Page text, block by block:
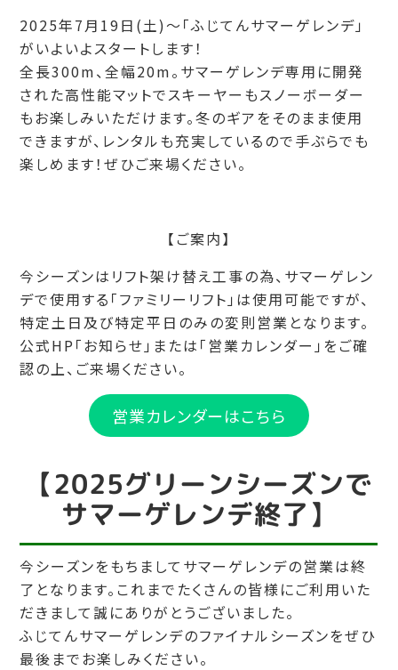
2025年7月19日(土)～「ふじてんサマーゲレンデ」
がいよいよスタートします！
全長300m、全幅20m。サマーゲレンデ専用に開発
された高性能マットでスキーヤーもスノーボーダー
もお楽しみいただけます。冬のギアをそのまま使用
できますが、レンタルも充実しているので手ぶらでも
楽しめます！ぜひご来場ください。
【ご案内】
今シーズンはリフト架け替え工事の為、サマーゲレン
デで使用する「ファミリーリフト」は使用可能ですが、
特定土日及び特定平日のみの変則営業となります。
公式HP「お知らせ」または「営業カレンダー」をご確
認の上、ご来場ください。
営業カレンダーはこちら
【2025グリーンシーズンで
サマーゲレンデ終了】
今シーズンをもちましてサマーゲレンデの営業は終
了となります。これまでたくさんの皆様にご利用いた
だきまして誠にありがとうございました。
ふじてんサマーゲレンデのファイナルシーズンをぜひ
最後までお楽しみください。